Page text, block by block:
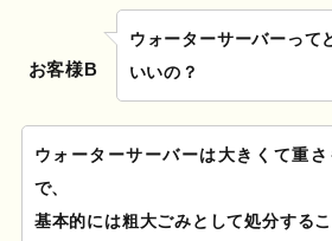
お客様B
ウォーターサーバーって
いいの？
ウォーターサーバーは大きくて重
で、
基本的には粗大ごみとして処分する